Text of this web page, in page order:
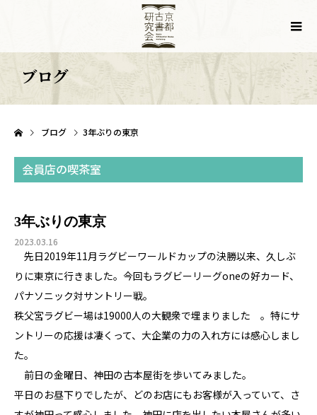
ブログ
ブログ 3年ぶりの東京
会員店の喫茶室
3年ぶりの東京
2023.03.16
先日2019年11月ラグビーワールドカップの決勝以来、久しぶ
りに東京に行きました。今回もラグビーリーグoneの好カード、
パナソニック対サントリー戦。
秩父宮ラグビー場は19000人の大観衆で埋まりました 。特にサ
ントリーの応援は凄くって、大企業の力の入れ方には感心しまし
た。
前日の金曜日、神田の古本屋街を歩いてみました。
平日のお昼下りでしたが、どのお店にもお客様が入っていて、さ